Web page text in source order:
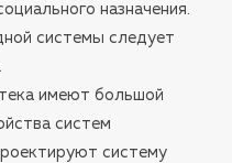
назначения.
системы следует
имеют большой
систем
систему